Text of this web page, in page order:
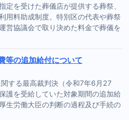
定を受けた葬儀店が提供する葬祭、
用料助成制度。特別区の代表や葬祭
営協議会で取り決めた料金で葬儀を
等の追加給付について
する最高裁判決（令和7年6月27
護を受給していた対象期間の追加給
生労働大臣の判断の過程及び手続の